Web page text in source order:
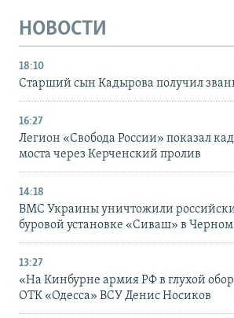
НОВОСТИ
18:10
Старший сын Кадырова получил
16:27
Легион «Свобода России» показал
моста через Керченский пролив
14:18
ВМС Украины уничтожили
буровой установке «Сиваш» в
13:27
«На Кинбурне армия РФ в глухой
ОТК «Одесса» ВСУ Денис Носиков